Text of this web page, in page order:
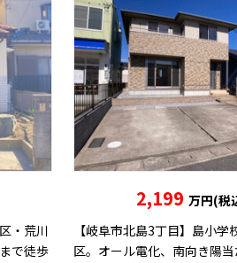
・荒川
で徒歩
2,199 万円(税
【岐阜市北島3丁目】島小学
区。オール電化、南向き陽